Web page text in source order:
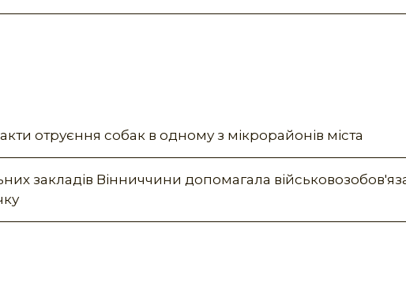
отруєння собак в одному з мікрорайонів міста
закладів Вінниччини допомагала